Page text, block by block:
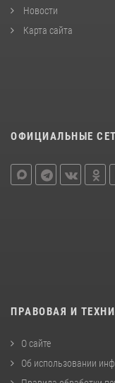
Новости
Карта сайта
ОФИЦИАЛЬНЫЕ
ПРАВОВАЯ И
О сайте
Об использовании